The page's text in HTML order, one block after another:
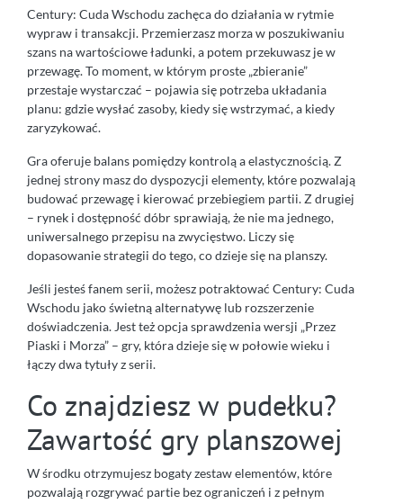
Century: Cuda Wschodu zachęca do działania w rytmie
wypraw i transakcji. Przemierzasz morza w poszukiwaniu
szans na wartościowe ładunki, a potem przekuwasz je w
przewagę. To moment, w którym proste „zbieranie”
przestaje wystarczać – pojawia się potrzeba układania
planu: gdzie wysłać zasoby, kiedy się wstrzymać, a kiedy
zaryzykować.
Gra oferuje balans pomiędzy kontrolą a elastycznością. Z
jednej strony masz do dyspozycji elementy, które pozwalają
budować przewagę i kierować przebiegiem partii. Z drugiej
– rynek i dostępność dóbr sprawiają, że nie ma jednego,
uniwersalnego przepisu na zwycięstwo. Liczy się
dopasowanie strategii do tego, co dzieje się na planszy.
Jeśli jesteś fanem serii, możesz potraktować Century: Cuda
Wschodu jako świetną alternatywę lub rozszerzenie
doświadczenia. Jest też opcja sprawdzenia wersji „Przez
Piaski i Morza” – gry, która dzieje się w połowie wieku i
łączy dwa tytuły z serii.
Co znajdziesz w pudełku?
Zawartość gry planszowej
W środku otrzymujesz bogaty zestaw elementów, które
pozwalają rozgrywać partie bez ograniczeń i z pełnym